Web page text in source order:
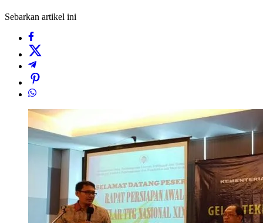
Sebarkan artikel ini